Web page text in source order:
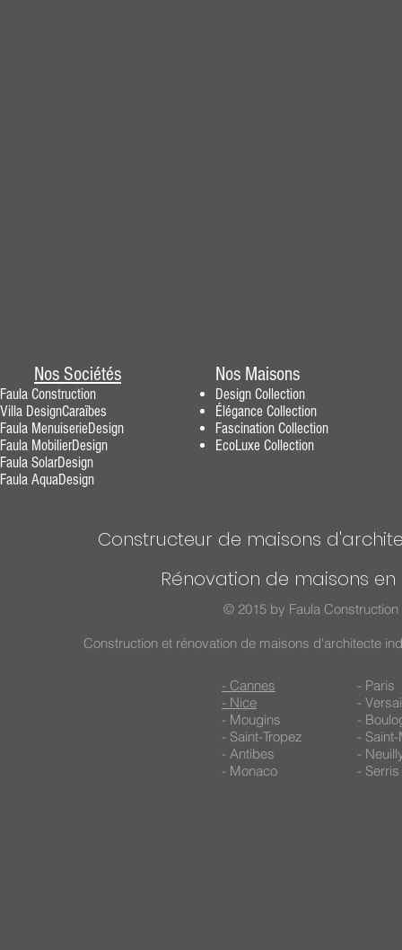
Nos Sociétés
Faula Construction
Villa DesignCaraïbes
Faula MenuiserieDesign
Faula MobilierDesign
Faula SolarDesign
Faula AquaDesign
Nos Maisons
Design Collection
Élégance Collection
Fascination Collection
EcoLuxe Collection
Constructeur de maisons
Rénovation de maisons
© 2015 by Faula
Construction et rénovation de maisons d'architecte
- Cannes
- Nice
- Mougins
- Saint-Tropez
- Antibes
- Monaco
- Paris
-
-
-
-
- Serris